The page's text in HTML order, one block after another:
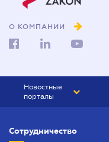
О КОМПАНИИ
Новостные
порталы
БИЗНЕС
Сотрудничество